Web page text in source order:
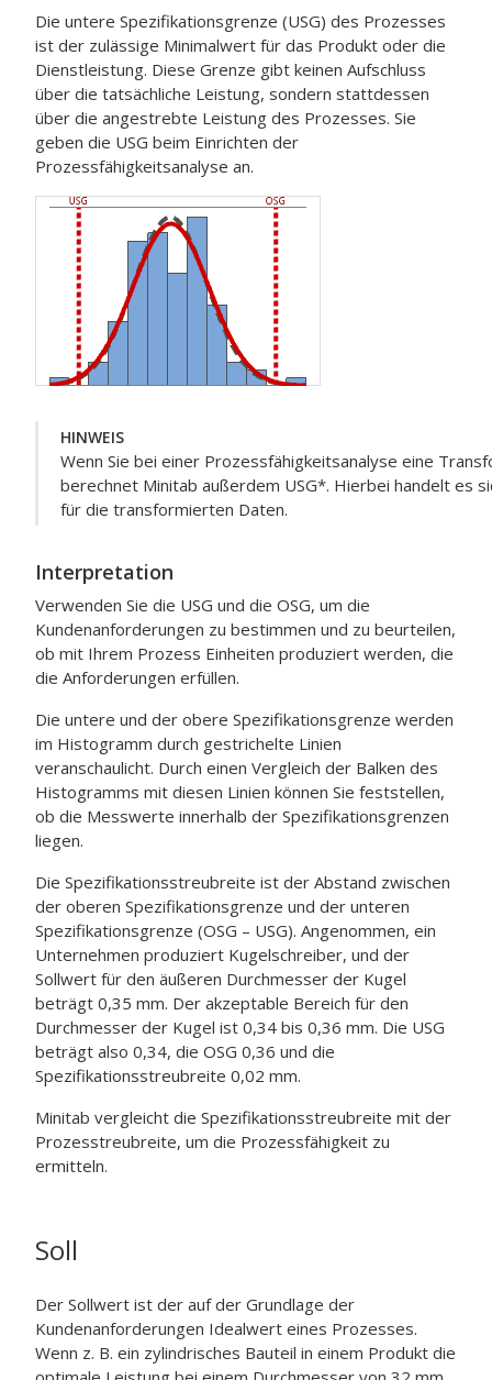
Die untere Spezifikationsgrenze (USG) des Prozesses
ist der zulässige Minimalwert für das Produkt oder die
Dienstleistung. Diese Grenze gibt keinen Aufschluss
über die tatsächliche Leistung, sondern stattdessen
über die angestrebte Leistung des Prozesses. Sie
geben die USG beim Einrichten der
Prozessfähigkeitsanalyse an.
HINWEIS
Wenn Sie bei einer Prozessfähigkeitsanalyse eine
berechnet Minitab außerdem USG*. Hierbei handelt es
für die transformierten Daten.
Interpretation
Verwenden Sie die USG und die OSG, um die
Kundenanforderungen zu bestimmen und zu beurteilen,
ob mit Ihrem Prozess Einheiten produziert werden, die
die Anforderungen erfüllen.
Die untere und der obere Spezifikationsgrenze werden
im Histogramm durch gestrichelte Linien
veranschaulicht. Durch einen Vergleich der Balken des
Histogramms mit diesen Linien können Sie feststellen,
ob die Messwerte innerhalb der Spezifikationsgrenzen
liegen.
Die Spezifikationsstreubreite ist der Abstand zwischen
der oberen Spezifikationsgrenze und der unteren
Spezifikationsgrenze (OSG – USG). Angenommen, ein
Unternehmen produziert Kugelschreiber, und der
Sollwert für den äußeren Durchmesser der Kugel
beträgt 0,35 mm. Der akzeptable Bereich für den
Durchmesser der Kugel ist 0,34 bis 0,36 mm. Die USG
beträgt also 0,34, die OSG 0,36 und die
Spezifikationsstreubreite 0,02 mm.
Minitab vergleicht die Spezifikationsstreubreite mit der
Prozesstreubreite, um die Prozessfähigkeit zu
ermitteln.
Soll
Der Sollwert ist der auf der Grundlage der
Kundenanforderungen Idealwert eines Prozesses.
Wenn z. B. ein zylindrisches Bauteil in einem Produkt die